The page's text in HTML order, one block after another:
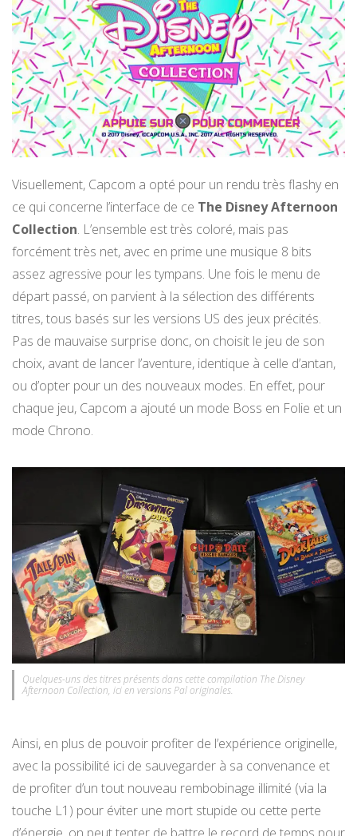
Visuellement, Capcom a opté pour un rendu très flashy en
ce qui concerne l’interface de ce The Disney Afternoon
Collection. L’ensemble est très coloré, mais pas
forcément très net, avec en prime une musique 8 bits
assez agressive pour les tympans. Une fois le menu de
départ passé, on parvient à la sélection des différents
titres, tous basés sur les versions US des jeux précités.
Pas de mauvaise surprise donc, on choisit le jeu de son
choix, avant de lancer l’aventure, identique à celle d’antan,
ou d’opter pour un des nouveaux modes. En effet, pour
chaque jeu, Capcom a ajouté un mode Boss en Folie et un
mode Chrono.
Quelques-uns des titres présents dans cette compilation The Disney
Afternoon Collection, ici en versions Pal originales.
Ainsi, en plus de pouvoir profiter de l’expérience originelle,
avec la possibilité ici de sauvegarder à sa convenance et
de profiter d’un tout nouveau rembobinage illimité (via la
touche L1) pour éviter une mort stupide ou cette perte